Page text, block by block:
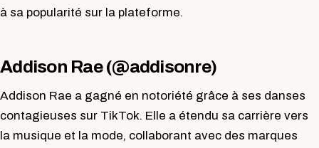
à sa popularité sur la plateforme.
Addison Rae (@addisonre)
Addison Rae a gagné en notoriété grâce à ses danses
contagieuses sur TikTok. Elle a étendu sa carrière vers
la musique et la mode, collaborant avec des marques